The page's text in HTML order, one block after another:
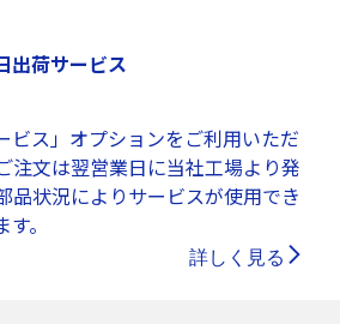
出荷サービス
ビス」オプションをご利用いただ
注文は翌営業日に当社工場より発
品状況によりサービスが使用でき
。
詳しく見る